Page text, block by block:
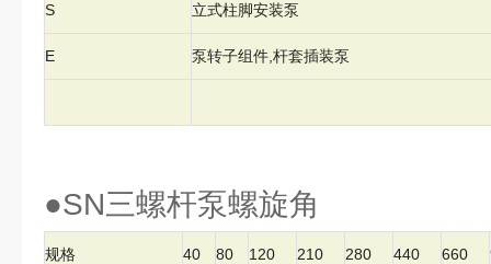
S 立式柱脚安装泵
E 泵转子组件,杆套插装泵
●SN三螺杆泵螺旋角
规格 40 80 120 210 280 440 660